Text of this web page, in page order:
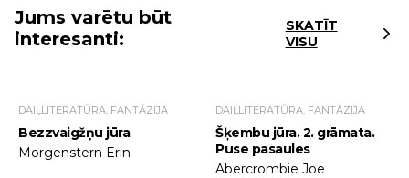
Jums varētu būt
interesanti:
SKATĪT
VISU
DAIĻLITERATŪRA, FANTĀZIJA
Bezzvaigžņu jūra
Morgenstern Erin
DAIĻLITERATŪRA, FANTĀZIJA
Šķembu jūra. 2. grāmata.
Puse pasaules
Abercrombie Joe